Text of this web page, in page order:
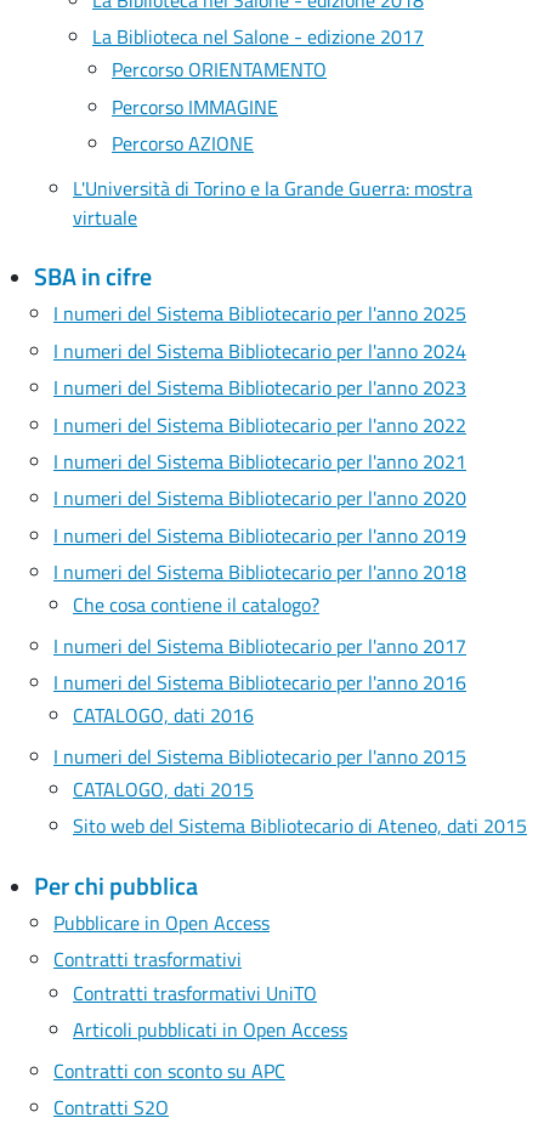
La Biblioteca nel Salone - edizione 2017
Percorso ORIENTAMENTO
Percorso IMMAGINE
Percorso AZIONE
L'Università di Torino e la Grande Guerra: mostra
virtuale
SBA in cifre
I numeri del Sistema Bibliotecario per l'anno 2025
I numeri del Sistema Bibliotecario per l'anno 2024
I numeri del Sistema Bibliotecario per l'anno 2023
I numeri del Sistema Bibliotecario per l'anno 2022
I numeri del Sistema Bibliotecario per l'anno 2021
I numeri del Sistema Bibliotecario per l'anno 2020
I numeri del Sistema Bibliotecario per l'anno 2019
I numeri del Sistema Bibliotecario per l'anno 2018
Che cosa contiene il catalogo?
I numeri del Sistema Bibliotecario per l'anno 2017
I numeri del Sistema Bibliotecario per l'anno 2016
CATALOGO, dati 2016
I numeri del Sistema Bibliotecario per l'anno 2015
CATALOGO, dati 2015
Sito web del Sistema Bibliotecario di Ateneo, dati 2015
Per chi pubblica
Pubblicare in Open Access
Contratti trasformativi
Contratti trasformativi UniTO
Articoli pubblicati in Open Access
Contratti con sconto su APC
Contratti S2O